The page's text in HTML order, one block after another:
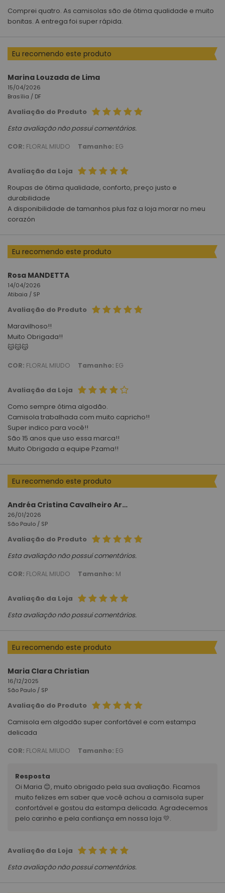
Comprei quatro. As camisolas são de ótima qualidade e muito
bonitas. A entrega foi super rápida.
Eu recomendo este produto
Marina Louzada de Lima
15/04/2026
Brasília / DF
Avaliação do Produto
Esta avaliação não possui comentários.
COR: FLORAL MIUDO Tamanho: EG
Avaliação da Loja
Roupas de ótima qualidade, conforto, preço justo e
durabilidade
A disponibilidade de tamanhos plus faz a loja morar no meu
corazón
Eu recomendo este produto
Rosa MANDETTA
14/04/2026
Atibaia / SP
Avaliação do Produto
Maravilhoso!!
Muito Obrigada!!
😽😽😽
COR: FLORAL MIUDO Tamanho: EG
Avaliação da Loja
Como sempre ótima algodão.
Camisola trabalhada com muito capricho!!
Super indico para você!!
São 15 anos que uso essa marca!!
Muito Obrigada a equipe Pzama!!
Eu recomendo este produto
Andréa Cristina Cavalheiro Arruda
26/01/2026
São Paulo / SP
Avaliação do Produto
Esta avaliação não possui comentários.
COR: FLORAL MIUDO Tamanho: M
Avaliação da Loja
Esta avaliação não possui comentários.
Eu recomendo este produto
Maria Clara Christian
16/12/2025
São Paulo / SP
Avaliação do Produto
Camisola em algodão super confortável e com estampa
delicada
COR: FLORAL MIUDO Tamanho: EG
Resposta
Oi Maria 😊, muito obrigado pela sua avaliação. Ficamos
muito felizes em saber que você achou a camisola super
confortável e gostou da estampa delicada. Agradecemos
pelo carinho e pela confiança em nossa loja 💛.
Avaliação da Loja
Esta avaliação não possui comentários.